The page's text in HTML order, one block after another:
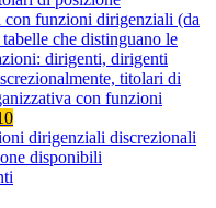
con funzioni dirigenziali (da
che distinguano le
dirigenti, dirigenti
titolari di
con funzioni
dirigenziali discrezionali
disponibili